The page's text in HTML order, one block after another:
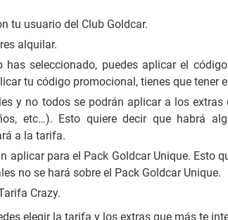
tu usuario del Club Goldcar.
alquilar.
seleccionado, puedes aplicar el
tu código promocional, tienes que tener
y no todos se podrán aplicar a los extras
etc…). Esto quiere decir que habrá
a la tarifa.
aplicar para el Pack Goldcar Unique. Esto
no se hará sobre el Pack Goldcar Unique.
Crazy.
elegir la tarifa y los extras que más te